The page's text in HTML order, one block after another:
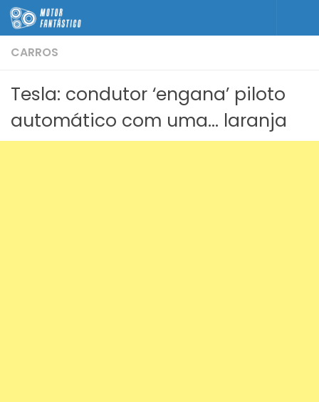
Skip to content
CARROS
Tesla: condutor ‘engana’ piloto
automático com uma… laranja